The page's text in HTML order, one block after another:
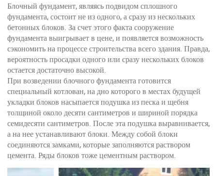
Блочный фундамент, являясь подвидом сплошного
фундамента, состоит не из одного, а сразу из нескольких
бетонных блоков. За счет этого факта сооружение
фундамента выигрывает в цене, и появляется возможность
сэкономить на процессе строительства всего здания. Правда,
вероятность просадки одного или сразу нескольких блоков
остается достаточно высокой.
При возведении блочного фундамента готовится
специальный котлован, на дно которого в местах будущей
укладки блоков насыпается подушка из песка и щебня
толщиной около десяти сантиметров и шириной порядка
семидесяти сантиметров. После эта подушка выравнивается,
а на нее устанавливают блоки. Между собой блоки
соединяются замками, которые заполняются раствором
цемента. Ряды блоков тоже цементным раствором.